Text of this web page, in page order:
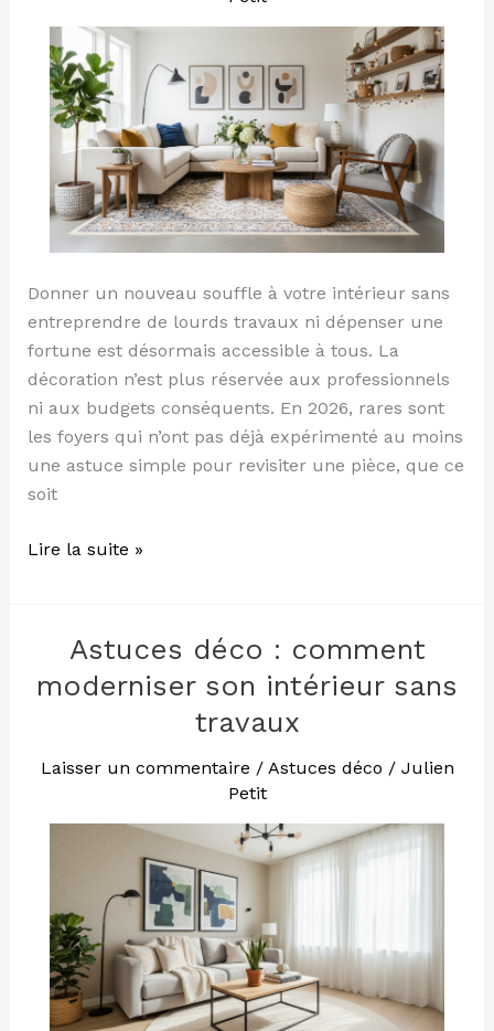
Donner un nouveau souffle à votre intérieur sans
entreprendre de lourds travaux ni dépenser une
fortune est désormais accessible à tous. La
décoration n’est plus réservée aux professionnels
ni aux budgets conséquents. En 2026, rares sont
les foyers qui n’ont pas déjà expérimenté au moins
une astuce simple pour revisiter une pièce, que ce
soit
transformer
son
intérieur
Lire la suite »
Astuces déco : comment
moderniser son intérieur sans
travaux
Laisser un commentaire / Astuces déco / Julien
Petit
Astuces
moderniser